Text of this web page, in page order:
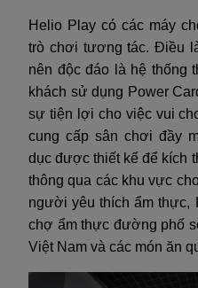
Helio Play có các máy
trò chơi tương tác. Điều
nên độc đáo là hệ thống
khách sử dụng Power
sự tiện lợi cho việc vui
cung cấp sân chơi đầy
dục được thiết kế để kích
thông qua các khu vực
người yêu thích ẩm thực,
chợ ẩm thực đường phố
Việt Nam và các món ăn